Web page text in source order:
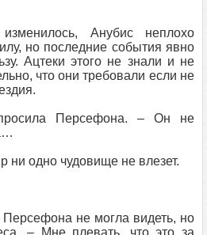
Анубис неплохо
но последние события явно
Ацтеки этого не знали и не
что они требовали если не
Персефона. – Он не
ни одно чудовище не влезет.
не могла видеть, но
– Мне плевать, что это за